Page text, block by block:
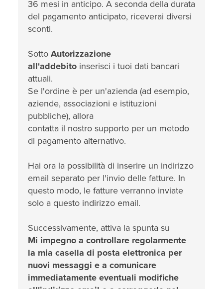
36 mesi in anticipo. A seconda della durata
del pagamento anticipato, riceverai diversi
sconti.
Sotto Autorizzazione
all'addebito inserisci i tuoi dati bancari
attuali.
Se l'ordine è per un'azienda (ad esempio,
aziende, associazioni e istituzioni
pubbliche), allora
contatta il nostro supporto per un metodo
di pagamento alternativo.
Hai ora la possibilità di inserire un indirizzo
email separato per l'invio delle fatture. In
questo modo, le fatture verranno inviate
solo a questo indirizzo email.
Successivamente, attiva la spunta su
Mi impegno a controllare regolarmente
la mia casella di posta elettronica per
nuovi messaggi e a comunicare
immediatamente eventuali modifiche